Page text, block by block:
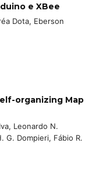
e XBee
Dota, Eberson
organizing Map
Leonardo N.
G. Dompieri, Fábio R.